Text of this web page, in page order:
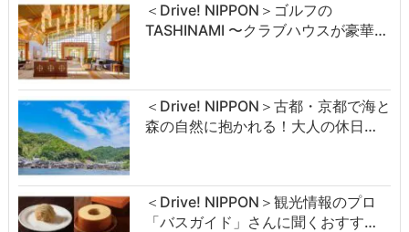
＜Drive! NIPPON＞ゴルフの
TASHINAMI 〜クラブハウスが豪華…
＜Drive! NIPPON＞古都・京都で海と
森の自然に抱かれる！大人の休日…
＜Drive! NIPPON＞観光情報のプロ
「バスガイド」さんに聞くおすす…